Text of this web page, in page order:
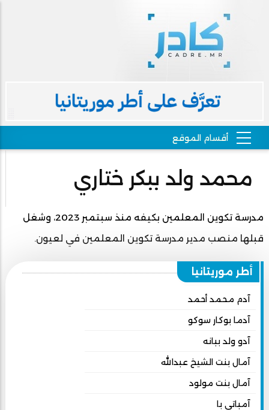
محمد ولد ببكر ختاري
مدرسة تكوين المعلمين بكيفه منذ سبتمبر 2023، وشغل
قبلها منصب مدير مدرسة تكوين المعلمين في لعيون.
أطر موريتانيا
آدم محمد أحمد
آدما بوكار سوكو
آدو ولد ببانه
آمال بنت الشيخ عبدالله
آمال بنت مولود
آمباتي با